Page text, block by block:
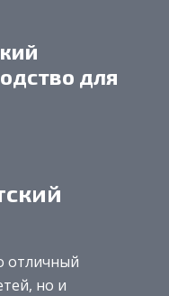
для
отличный
но и